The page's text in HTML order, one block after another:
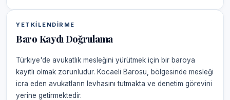
YETKILENDIRME
Baro Kaydı Doğrulama
Türkiye'de avukatlık mesleğini yürütmek için bir baroya
kayıtlı olmak zorunludur. Kocaeli Barosu, bölgesinde mesleği
icra eden avukatların levhasını tutmakta ve denetim görevini
yerine getirmektedir.